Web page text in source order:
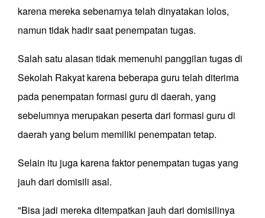
karena mereka sebenarnya telah dinyatakan lolos,
namun tidak hadir saat penempatan tugas.
Salah satu alasan tidak memenuhi panggilan tugas di
Sekolah Rakyat karena beberapa guru telah diterima
pada penempatan formasi guru di daerah, yang
sebelumnya merupakan peserta dari formasi guru di
daerah yang belum memiliki penempatan tetap.
Selain itu juga karena faktor penempatan tugas yang
jauh dari domisili asal.
"Bisa jadi mereka ditempatkan jauh dari domisilinya